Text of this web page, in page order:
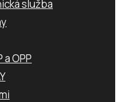
služba
OPP